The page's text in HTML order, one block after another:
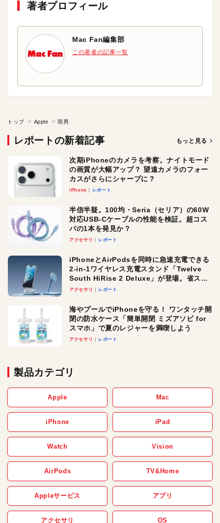
著者プロフィール
Mac Fan編集部
この著者の記事一覧
トップ Apple 雨男
レポートの新着記事 もっと見る
次期iPhoneのカメラを考察。ナイトモード
の画質が大幅アップ？ 望遠カメラのフォー
カスがさらにシャープに？
iPhone レポート
半信半疑。100均・Seria（セリア）の60W
対応USB-Cケーブルの性能を検証。超コス
パの1本を発見か？
アクセサリ レポート
iPhoneとAirPodsを同時に急速充電できる
2-in-1ワイヤレス充電スタンド「Twelve
South HiRise 2 Deluxe」が登場。省スペ
ースでおしゃれに充電したい人にオスス
アクセサリ レポート
海やプールでiPhoneを守る！ ワンタッチ開
閉の防水ケース「簡単開閉 ミズアソビ for
スマホ」で夏のレジャーを満喫しよう
アクセサリ レポート
製品カテゴリ
Apple Mac
iPhone iPad
Watch Vision
AirPods TV&Home
Appleサービス アプリ
アクセサリ OS